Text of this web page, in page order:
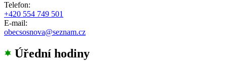
Telefon:
+420 554 749 501
E-mail:
obecsosnova@seznam.cz
Úřední hodiny